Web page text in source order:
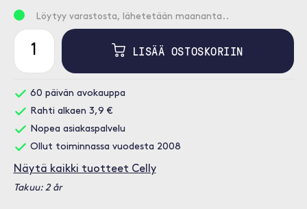
Löytyy varastosta, lähetetään maananta..
LISÄÄ OSTOSKORIIN
60 päivän avokauppa
Rahti alkaen 3,9 €
Nopea asiakaspalvelu
Ollut toiminnassa vuodesta 2008
Näytä kaikki tuotteet Celly
Takuu: 2 år